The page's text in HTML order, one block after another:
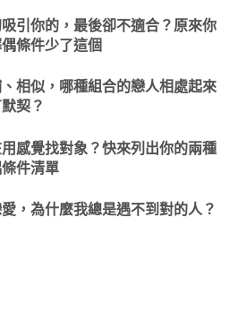
引你的，最後卻不適合？原來你
條件少了這個
相似，哪種組合的戀人相處起來
契？
感覺找對象？快來列出你的兩種
件清單
，為什麼我總是遇不到對的人？